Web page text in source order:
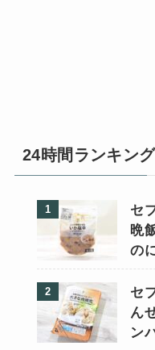
24時間ランキン
セ
晩
の
セ
ん
ン